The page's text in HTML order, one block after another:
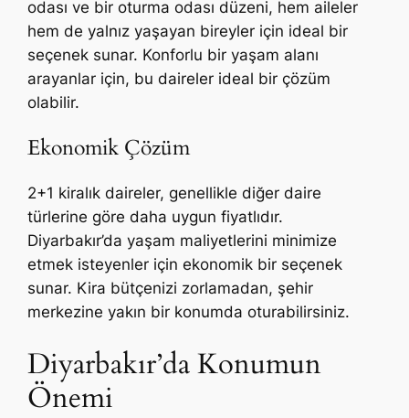
odası ve bir oturma odası düzeni, hem aileler
hem de yalnız yaşayan bireyler için ideal bir
seçenek sunar. Konforlu bir yaşam alanı
arayanlar için, bu daireler ideal bir çözüm
olabilir.
Ekonomik Çözüm
2+1 kiralık daireler, genellikle diğer daire
türlerine göre daha uygun fiyatlıdır.
Diyarbakır’da yaşam maliyetlerini minimize
etmek isteyenler için ekonomik bir seçenek
sunar. Kira bütçenizi zorlamadan, şehir
merkezine yakın bir konumda oturabilirsiniz.
Diyarbakır’da Konumun
Önemi